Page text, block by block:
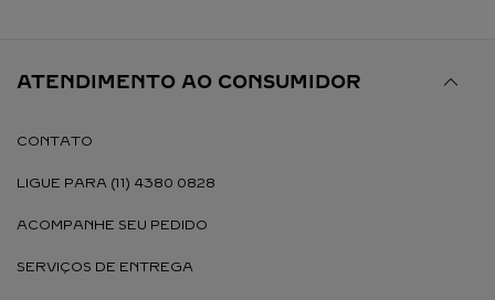
ATENDIMENTO AO CONSUMIDOR
CONTATO
LIGUE PARA (11) 4380 0828
ACOMPANHE SEU PEDIDO
SERVIÇOS DE ENTREGA